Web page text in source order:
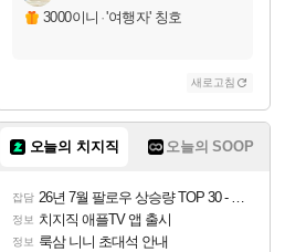
3000이니 ·'여행자' 칭호
새로고침
오늘의 치지직 오늘의 SOOP
잡담 26년 7월 팔로우 상승량 TOP 30 - 월간 치지직
정보 치지직 애플TV 앱 출시
정보 룩삼 니니 초대석 안내